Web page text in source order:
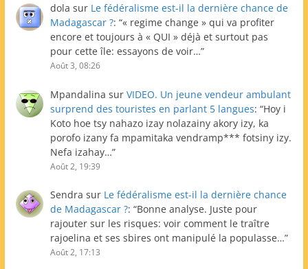
dola sur Le fédéralisme est-il la dernière chance de
Madagascar ?: “« regime change » qui va profiter
encore et toujours à « QUI » déjà et surtout pas
pour cette île: essayons de voir…”
Août 3, 08:26
Mpandalina sur VIDEO. Un jeune vendeur ambulant
surprend des touristes en parlant 5 langues: “Hoy i
Koto hoe tsy nahazo izay nolazainy akory izy, ka
porofo izany fa mpamitaka vendramp*** fotsiny izy.
Nefa izahay…”
Août 2, 19:39
Sendra sur Le fédéralisme est-il la dernière chance
de Madagascar ?: “Bonne analyse. Juste pour
rajouter sur les risques: voir comment le traître
rajoelina et ses sbires ont manipulé la populasse…”
Août 2, 17:13